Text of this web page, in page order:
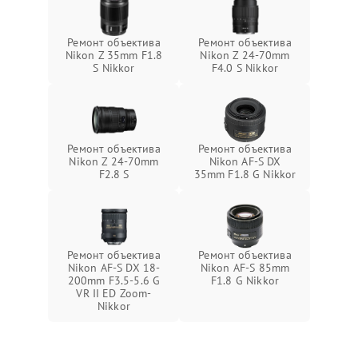
Ремонт объектива
Nikon Z 35mm F1.8
S Nikkor
Ремонт объектива
Nikon Z 24-70mm
F4.0 S Nikkor
Ремонт объектива
Nikon Z 24-70mm
F2.8 S
Ремонт объектива
Nikon AF-S DX
35mm F1.8 G Nikkor
Ремонт объектива
Nikon AF-S DX 18-
200mm F3.5-5.6 G
VR II ED Zoom-
Nikkor
Ремонт объектива
Nikon AF-S 85mm
F1.8 G Nikkor